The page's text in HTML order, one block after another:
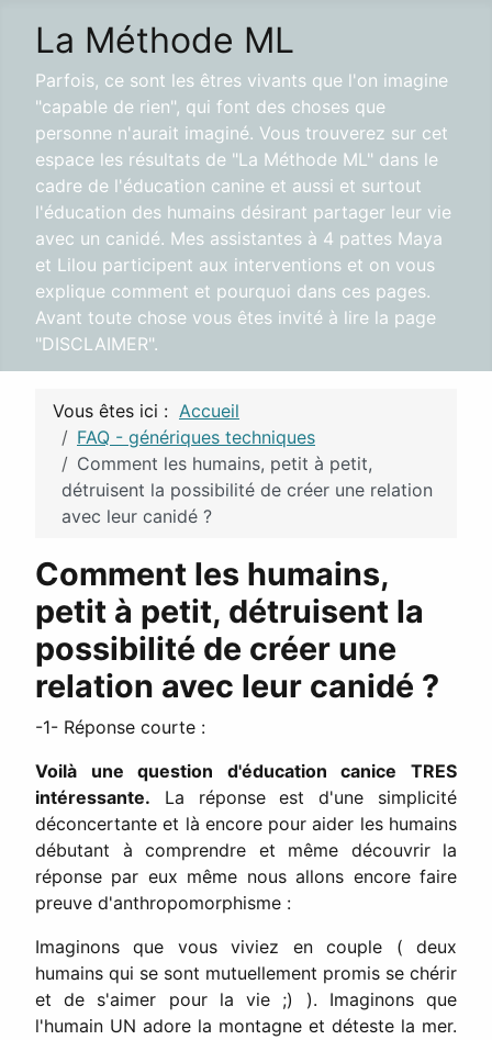
La Méthode ML
Parfois, ce sont les êtres vivants que l'on imagine
"capable de rien", qui font des choses que
personne n'aurait imaginé. Vous trouverez sur cet
espace les résultats de "La Méthode ML" dans le
cadre de l'éducation canine et aussi et surtout
l'éducation des humains désirant partager leur vie
avec un canidé. Mes assistantes à 4 pattes Maya
et Lilou participent aux interventions et on vous
explique comment et pourquoi dans ces pages.
Avant toute chose vous êtes invité à lire la page
"DISCLAIMER".
Vous êtes ici : Accueil
FAQ - génériques techniques
Comment les humains, petit à petit,
détruisent la possibilité de créer une relation
avec leur canidé ?
Comment les humains,
petit à petit, détruisent la
possibilité de créer une
relation avec leur canidé ?
-1- Réponse courte :
Voilà une question d'éducation canice TRES
intéressante. La réponse est d'une simplicité
déconcertante et là encore pour aider les humains
débutant à comprendre et même découvrir la
réponse par eux même nous allons encore faire
preuve d'anthropomorphisme :
Imaginons que vous viviez en couple ( deux
humains qui se sont mutuellement promis se chérir
et de s'aimer pour la vie ;) ). Imaginons que
l'humain UN adore la montagne et déteste la mer.